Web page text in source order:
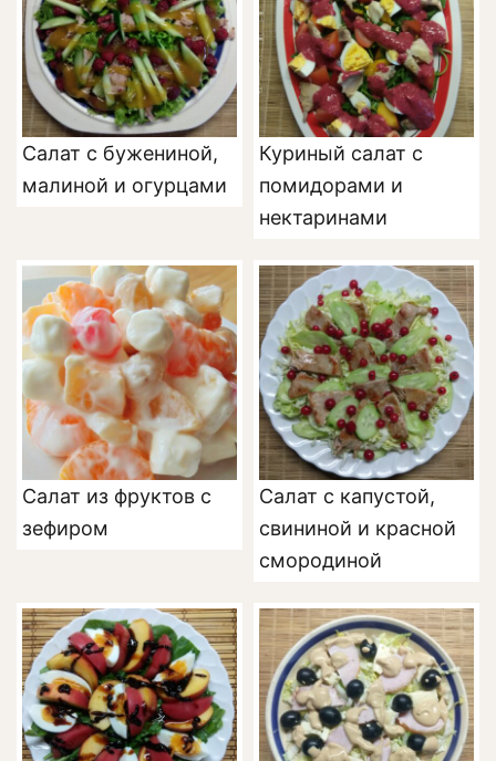
Салат с бужениной,
малиной и огурцами
Куриный салат с
помидорами и
нектаринами
Салат из фруктов с
зефиром
Салат с капустой,
свининой и красной
смородиной